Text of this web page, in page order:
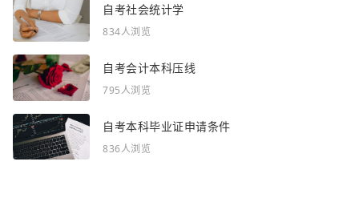
自考社会统计学
834人浏览
自考会计本科压线
795人浏览
自考本科毕业证申请条件
836人浏览